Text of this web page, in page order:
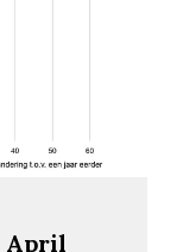
April